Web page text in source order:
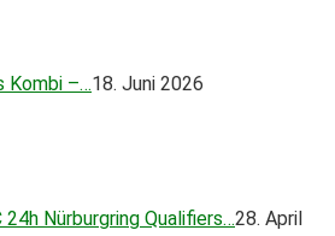
Kombi –…18. Juni 2026
24h Nürburgring Qualifiers…28. April